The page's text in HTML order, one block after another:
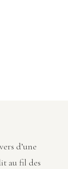
d’une
au fil des